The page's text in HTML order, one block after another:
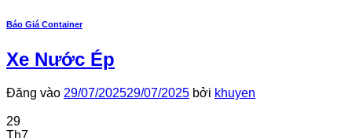
Báo Giá Container
Xe Nước Ép
Đăng vào 29/07/202529/07/2025 bởi khuyen
29
Th7